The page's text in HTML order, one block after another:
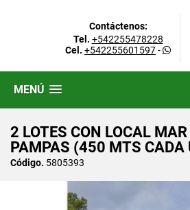
Contáctenos:
Tel. +542255478228
Cel. +542255601597-
MENÚ
2 LOTES CON LOCAL
PAMPAS (450 MTS CADA
Código. 5805393